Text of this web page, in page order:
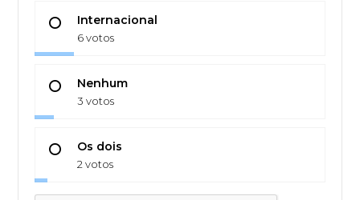
Internacional
6 votos
Nenhum
3 votos
Os dois
2 votos